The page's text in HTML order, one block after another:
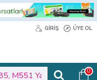
GIRIŞ ÜYE OL
0